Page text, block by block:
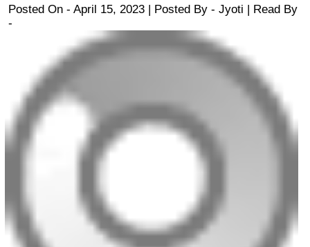
Posted On - April 15, 2023 | Posted By - Jyoti | Read By
-